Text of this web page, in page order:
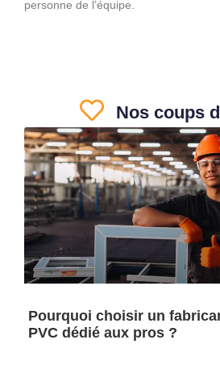
personne de l’équipe.
Nos coups
Pourquoi choisir un
PVC dédié aux pros ?